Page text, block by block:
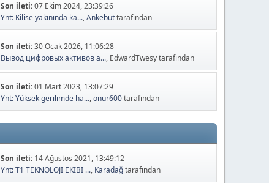
Son ileti:07 Ekim 2024, 23:39:26
Ynt: Kilise yakınında ka...,Ankebuttarafından
Son ileti:30 Ocak 2026, 11:06:28
Вывод цифровых активов а..., EdwardTwesy tarafından
Son ileti:01 Mart 2023, 13:07:29
Ynt: Yüksek gerilimde ha...,onur600tarafından
Son ileti: 14 Ağustos 2021, 13:49:12
Ynt: T1 TEKNOLOJİ EKİBİ ..., Karadağtarafından